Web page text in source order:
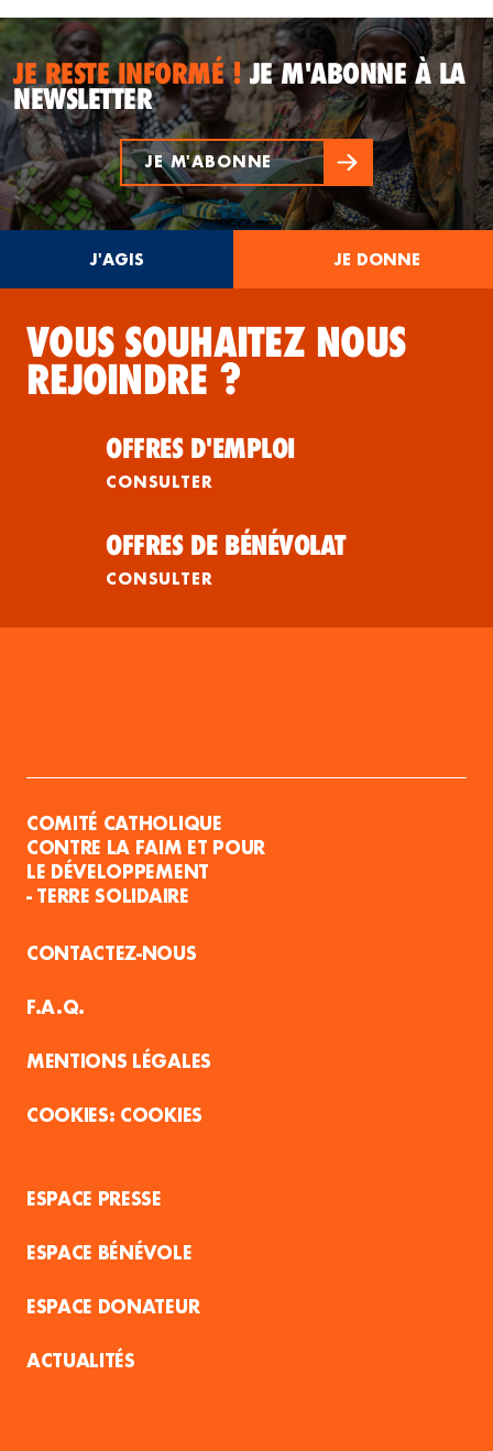
JE RESTE INFORMÉ !JE M'ABONNE À LA
NEWSLETTER
JE M'ABONNE
J'AGIS JE DONNE
VOUS SOUHAITEZ NOUS
REJOINDRE ?
OFFRES D'EMPLOI
CONSULTER
OFFRES DE BÉNÉVOLAT
CONSULTER
COMITÉ CATHOLIQUE
CONTRE LA FAIM ET POUR
LE DÉVELOPPEMENT
- TERRE SOLIDAIRE
CONTACTEZ-NOUS
F.A.Q.
MENTIONS LÉGALES
COOKIES
ESPACE PRESSE
ESPACE BÉNÉVOLE
ESPACE DONATEUR
ACTUALITÉS